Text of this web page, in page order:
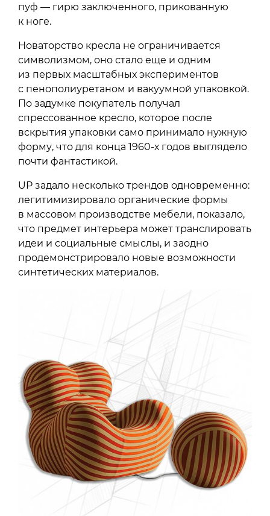
пуф — гирю заключенного, прикованную
к ноге.
Новаторство кресла не ограничивается
символизмом, оно стало еще и одним
из первых масштабных экспериментов
с пенополиуретаном и вакуумной упаковкой.
По задумке покупатель получал
спрессованное кресло, которое после
вскрытия упаковки само принимало нужную
форму, что для конца 1960-х годов выглядело
почти фантастикой.
UP задало несколько трендов одновременно:
легитимизировало органические формы
в массовом производстве мебели, показало,
что предмет интерьера может транслировать
идеи и социальные смыслы, и заодно
продемонстрировало новые возможности
синтетических материалов.